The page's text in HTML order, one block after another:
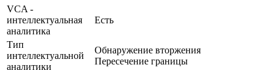
VCA -
интеллектуальная
аналитика
Есть
Тип
интеллектуальной
аналитики
Обнаружение вторжения
Пересечение границы